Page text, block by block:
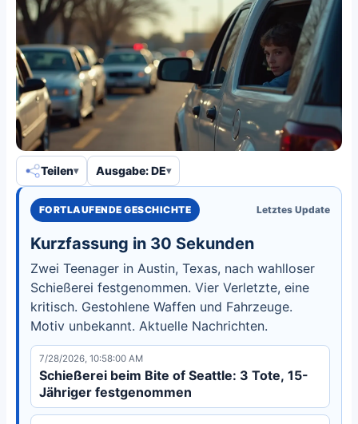
Teilen Ausgabe: DE
FORTLAUFENDE GESCHICHTE Letztes Update
Kurzfassung in 30 Sekunden
Zwei Teenager in Austin, Texas, nach wahlloser
Schießerei festgenommen. Vier Verletzte, eine
kritisch. Gestohlene Waffen und Fahrzeuge.
Motiv unbekannt. Aktuelle Nachrichten.
7/28/2026, 10:58:00 AM
Schießerei beim Bite of Seattle: 3 Tote, 15-
Jähriger festgenommen